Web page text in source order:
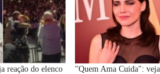
reação do elenco
"Quem Ama Cuida":